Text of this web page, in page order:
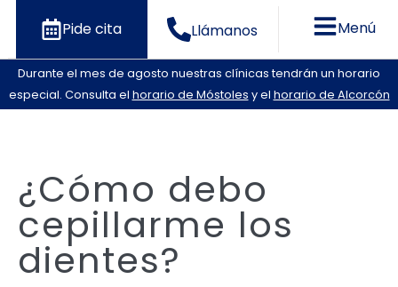
Llámanos
Pide cita Menú
Durante el mes de agosto nuestras clínicas tendrán un horario
especial. Consulta el horario de Móstoles y el horario de Alcorcón
¿Cómo debo
cepillarme los
dientes?